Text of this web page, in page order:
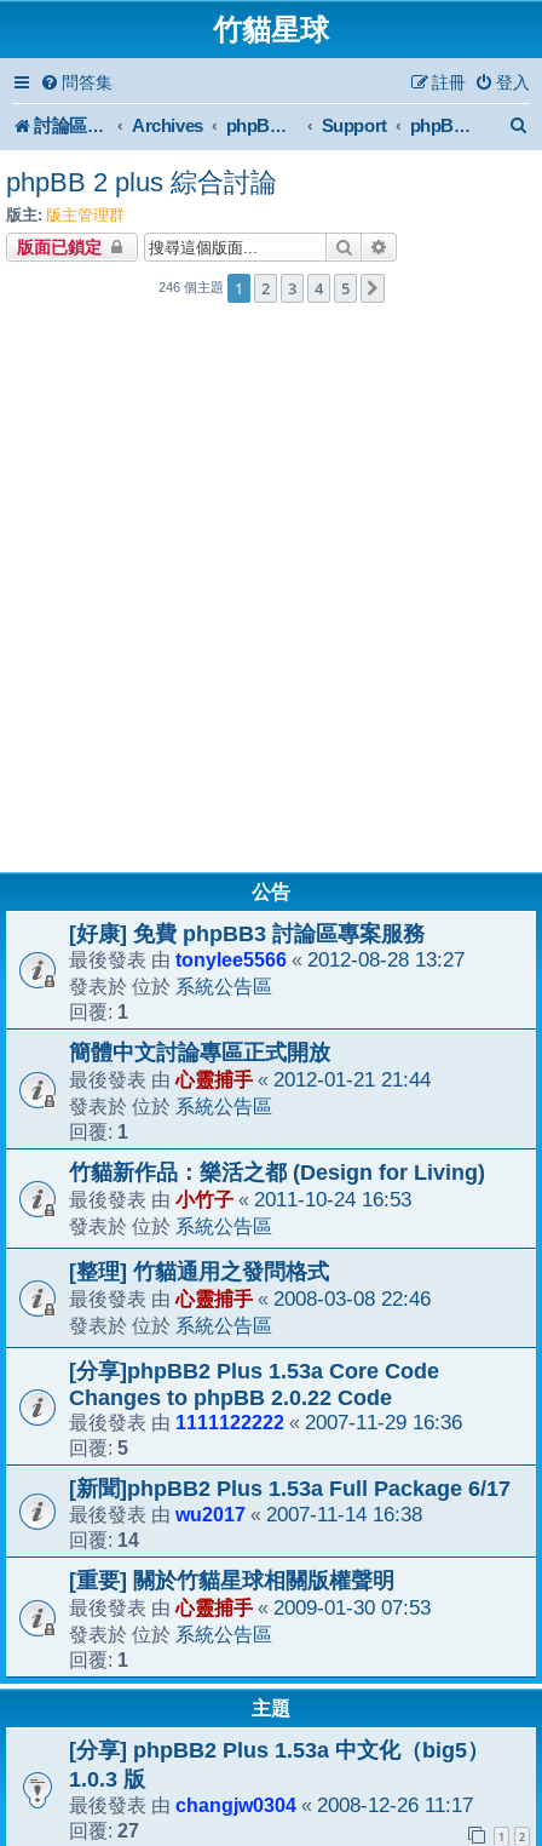
竹貓星球
問答集 登入
註冊
討論區首頁 Archives phpBB2 Forum Archive Support phpBB 2 plus 綜合討論
phpBB 2 plus 綜合討論
版主: 版主管理群
版面已鎖定 搜尋
246 個主題 1 2 3 4 5
公告
[好康] 免費 phpBB3 討論區專案服務
最後發表 由 tonylee5566 « 2012-08-28 13:27
發表於 位於 系統公告區
回覆: 1
簡體中文討論專區正式開放
最後發表 由心靈捕手 « 2012-01-21 21:44
發表於 位於 系統公告區
回覆: 1
竹貓新作品：樂活之都 (Design for Living)
最後發表 由 小竹子 « 2011-10-24 16:53
發表於 位於 系統公告區
[整理] 竹貓通用之發問格式
最後發表 由心靈捕手 « 2008-03-08 22:46
發表於 位於 系統公告區
[分享]phpBB2 Plus 1.53a Core Code
Changes to phpBB 2.0.22 Code
最後發表 由 1111122222 « 2007-11-29 16:36
回覆: 5
[新聞]phpBB2 Plus 1.53a Full Package 6/17
最後發表 由 wu2017 « 2007-11-14 16:38
回覆: 14
[重要] 關於竹貓星球相關版權聲明
最後發表 由心靈捕手 « 2009-01-30 07:53
發表於 位於 系統公告區
回覆: 1
主題
[分享] phpBB2 Plus 1.53a 中文化（big5）
1.0.3 版
最後發表 由 changjw0304 « 2008-12-26 11:17
回覆: 27 1 2